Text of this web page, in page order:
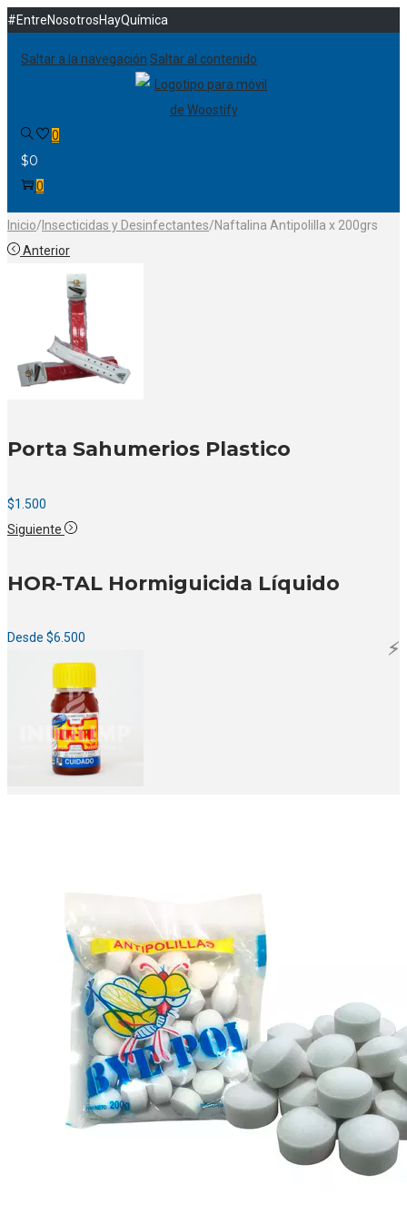
#EntreNosotrosHayQuímica
Saltar a la navegación Saltar al contenido
0
$0
0
Inicio/ Insecticidas y Desinfectantes/Naftalina Antipolilla x 200grs
Anterior
Porta Sahumerios Plastico
$1.500
Siguiente
HOR-TAL Hormiguicida Líquido
Desde $6.500 ⚡️
⚡️
⚡️
⚡️